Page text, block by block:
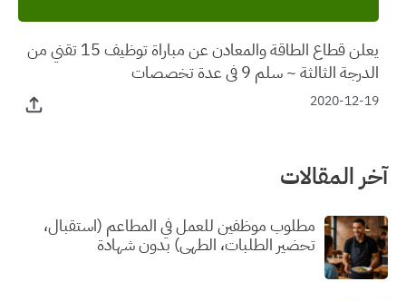
يعلن قطاع الطاقة والمعادن عن مباراة توظيف 15 تقني من
الدرجة الثالثة ~ سلم 9 في عدة تخصصات
2020-12-19
آخر المقالات
مطلوب موظفين للعمل في المطاعم (استقبال،
تحضير الطلبات، الطهي) بدون شهادة